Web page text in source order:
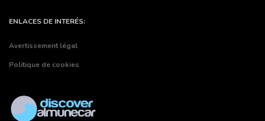
ENLACES DE INTERÉS:
Avertissement légal
Politique de cookies